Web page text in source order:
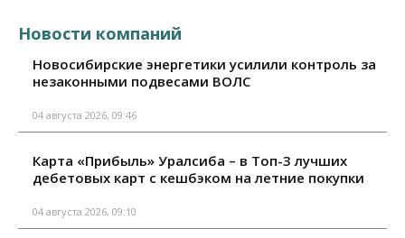
Новости компаний
Новосибирские энергетики усилили контроль за
незаконными подвесами ВОЛС
04 августа 2026, 09:46
Карта «Прибыль» Уралсиба – в Топ-3 лучших
дебетовых карт с кешбэком на летние покупки
04 августа 2026, 09:10